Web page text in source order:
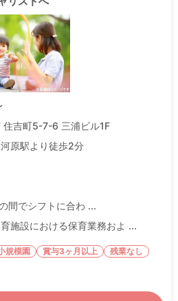
住吉町5-7-6 三浦ビル1F
原駅より徒歩2分
間でシフトに合わ ...
施設における保育業務およ ...
規模園 賞与3ヶ月以上
残業なし